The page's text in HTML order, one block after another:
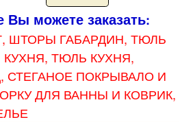
Вы можете заказать:
ШТОРЫ ГАБАРДИН, ТЮЛЬ
ТЮЛЬ КУХНЯ,
СТЕГАНОЕ ПОКРЫВАЛО И
ДЛЯ ВАННЫ И КОВРИК,